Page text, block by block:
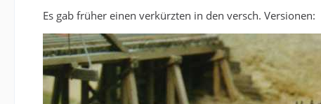
Es gab früher einen verkürzten in den versch. Versionen: